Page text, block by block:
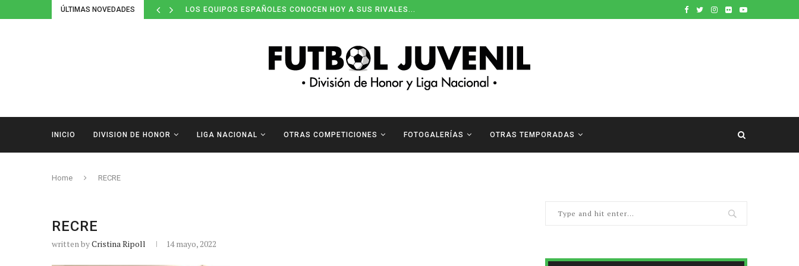
ÚLTIMAS NOVEDADES LOS EQUIPOS ESPAÑOLES CONOCEN HOY A SUS RIVALES...
INICIO DIVISION DE HONOR LIGA NACIONAL OTRAS COMPETICIONES FOTOGALERÍAS OTRAS TEMPORADAS
Home RECRE
RECRE
written byCristina Ripoll 14 mayo, 2022